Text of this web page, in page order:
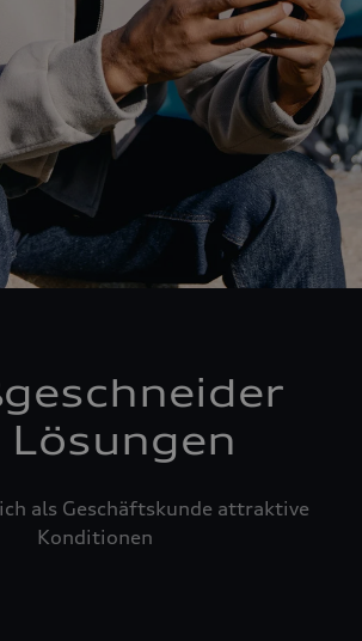
Lösungen
als Geschäftskunde attraktive
Konditionen